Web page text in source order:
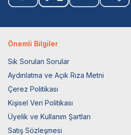
Önemli Bilgiler
Sık Sorulan Sorular
Aydınlatma ve Açık Rıza Metni
Çerez Politikası
Kişisel Veri Politikası
Üyelik ve Kullanım Şartları
Satış Sözleşmesi